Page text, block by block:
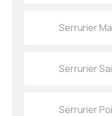
Serrurier
Serrurier
Serrurier